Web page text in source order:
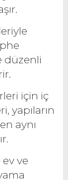
düzenli
için iç
yapıların
aynı
ve